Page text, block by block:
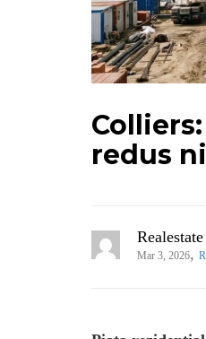
redus
Mar 3, 2026,